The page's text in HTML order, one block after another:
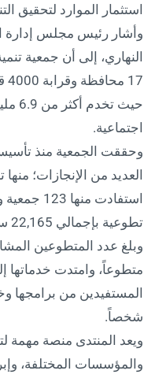
استثمار الموارد لتحقيق
وأشار رئيس مجلس إدارة
النهاري، إلى أن جمعية
اجتماعية.
تطوعية بإجمالي 22,165 ساعة تطوعية.
شخصاً.
ويعد المنتدى منصة مهمة
والمؤسسات المختلفة،